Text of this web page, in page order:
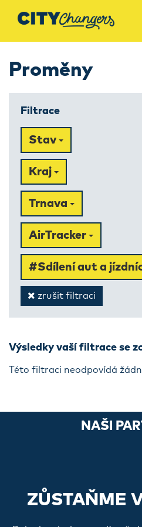
Proměny
Filtrace
Stav
Kraj
Trnava
AirTracker
#Sdílení aut a
zrušit filtraci
Výsledky vaší filtrace se
Této filtraci neodpovídá
NAŠI
ZŮSTAŇME